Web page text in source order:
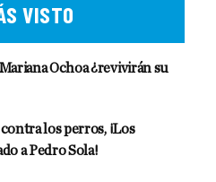
VISTO
Ochoa ¿revivirán su
los perros, ¡Los
a Pedro Sola!